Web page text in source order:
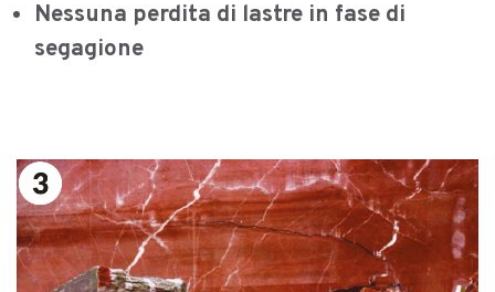
Nessuna perdita di lastre in fase di
segagione